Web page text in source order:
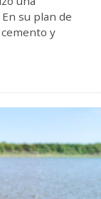
su plan de
y